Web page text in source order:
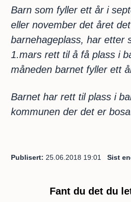
Barn som fyller ett år i
eller november det året
barnehageplass, har etter
1.mars rett til å få plass i
måneden barnet fyller ett
Barnet har rett til plass i
kommunen der det er
Publisert 25.06.2018 19:01 Sist
Fant du det du